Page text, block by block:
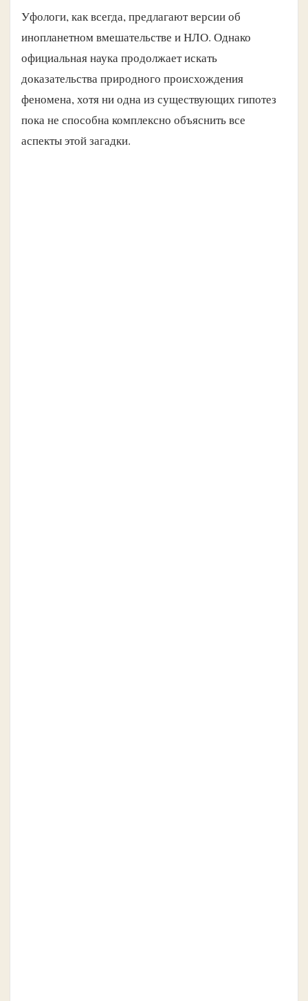
Уфологи, как всегда, предлагают версии об
инопланетном вмешательстве и НЛО. Однако
официальная наука продолжает искать
доказательства природного происхождения
феномена, хотя ни одна из существующих гипотез
пока не способна комплексно объяснить все
аспекты этой загадки.